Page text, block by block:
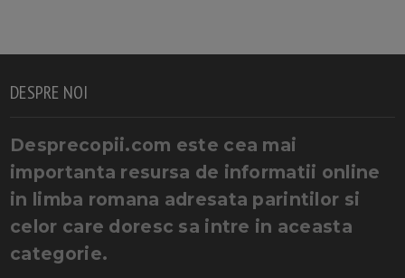
DESPRE NOI
Desprecopii.com este cea mai
importanta resursa de informatii online
in limba romana adresata parintilor si
celor care doresc sa intre in aceasta
categorie.